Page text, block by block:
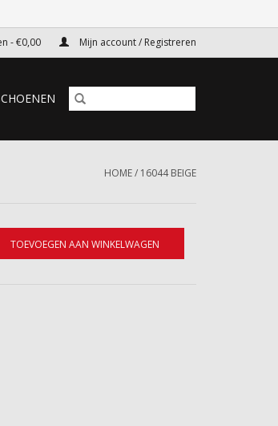
- €0,00 Mijn account / Registreren
HOME/ 16044 BEIGE
TOEVOEGEN AAN WINKELWAGEN